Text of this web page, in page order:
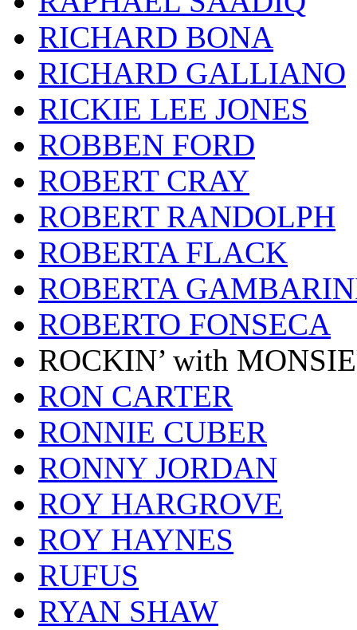
RICHARD BONA
RICHARD GALLIANO
RICKIE LEE JONES
ROBBEN FORD
ROBERT CRAY
ROBERT RANDOLPH
ROBERTA FLACK
ROBERTA
ROBERTO FONSECA
ROCKIN’ with
RON CARTER
RONNIE CUBER
RONNY JORDAN
ROY HARGROVE
ROY HAYNES
RUFUS
RYAN SHAW